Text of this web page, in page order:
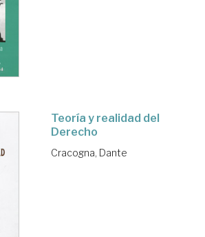
Teoría y realidad del
Derecho
Cracogna, Dante